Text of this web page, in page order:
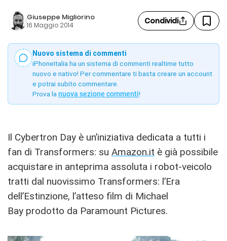
Giuseppe Migliorino
16 Maggio 2014 Condividi
Nuovo sistema di commenti
iPhoneItalia ha un sistema di commenti realtime tutto
nuovo e nativo! Per commentare ti basta creare un account
e potrai subito commentare.
Prova la nuova sezione commenti!
Il Cybertron Day è un’iniziativa dedicata a tutti i
fan di Transformers: su Amazon.it è già possibile
acquistare in anteprima assoluta i robot-veicolo
tratti dal nuovissimo Transformers: l’Era
dell’Estinzione, l’atteso film di Michael
Bay prodotto da Paramount Pictures.